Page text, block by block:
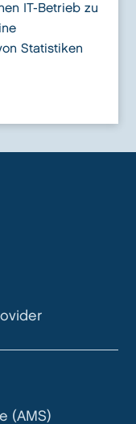
IT-Betrieb zu
Statistiken
(AMS)